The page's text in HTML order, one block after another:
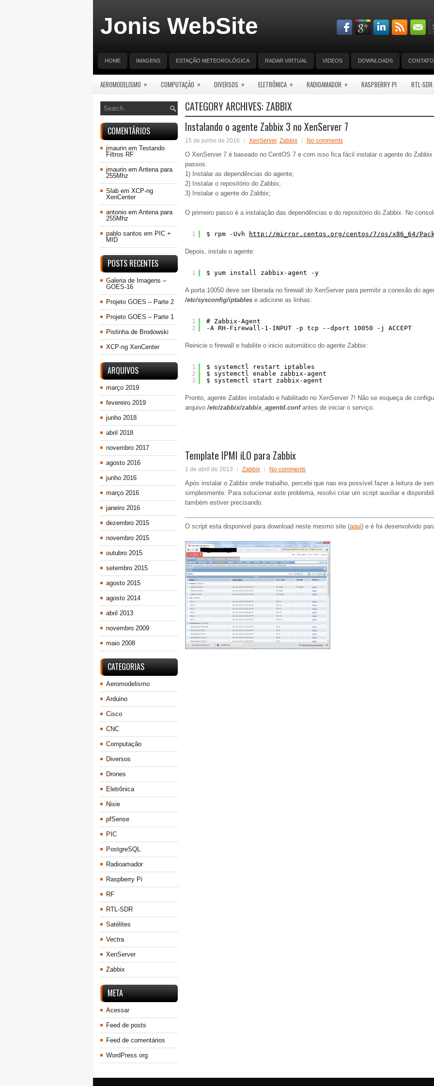
Jonis WebSite
HOME IMAGENS ESTAÇÃO METEOROLÓGICA RADAR VIRTUAL VIDEOS DOWNLOADS CONTATO
AEROMODELISMO » COMPUTAÇÃO » DIVERSOS » ELETRÔNICA » RADIOAMADOR » RASPBERRY PI RTL-SDR
CATEGORY ARCHIVES: ZABBIX
Instalando o agente Zabbix 3 no XenServer 7
15 de junho de 2016 XenServer, Zabbix No comments
O XenServer 7 é baseado no CentOS 7 e com isso fica fácil instalar o agente do
passos:
1) Instalar as dependências do agente;
2) Instalar o repositório do Zabbix;
3) Instalar o agente do Zabbix;
O primeiro passo é a instalação das dependências e do repositório do Zabbix. No
1 $ rpm -Uvh http://mirror.centos.org/centos/7/os/x86_64/
Depois, instale o agente:
1 $ yum install zabbix-agent -y
A porta 10050 deve ser liberada no firewall do XenServer para permitir a conexão do
/etc/sysconfig/iptables e adicione as linhas:
1
2
# Zabbix-Agent
-A RH-Firewall-1-INPUT -p tcp --dport 10050 -j ACCEPT
Reinicie o firewall e habilite o inicio automático do agente Zabbix:
1
2
3
$ systemctl restart iptables
$ systemctl enable zabbix-agent
$ systemctl start zabbix-agent
Pronto, agente Zabbix instalado e habilitado no XenServer 7! Não se esqueça de
arquivo/etc/zabbix/zabbix_agentd.confantes de iniciar o serviço.
Template IPMI iLO para Zabbix
1 de abril de 2013 Zabbix No comments
Após instalar o Zabbix onde trabalho, percebi que nao era possível fazer a leitura de
simplesmente. Para solucionar este problema, resolvi criar um script auxiliar e
também estiver precisando.
O script esta disponivel para download neste mesmo site (aqui) e é foi desenvolvido
COMENTÁRIOS
jmaurin em Testando
Filtros RF
jmaurin em Antena para
255Mhz
Slab em XCP-ng
XenCenter
antonio em Antena para
255Mhz
pablo santos em PIC +
MID
POSTS RECENTES
Galeria de Imagens –
GOES-16
Projeto GOES – Parte 2
Projeto GOES – Parte 1
Pistinha de Brodowski
XCP-ng XenCenter
ARQUIVOS
março 2019
fevereiro 2019
junho 2018
abril 2018
novembro 2017
agosto 2016
junho 2016
março 2016
janeiro 2016
dezembro 2015
novembro 2015
outubro 2015
setembro 2015
agosto 2015
agosto 2014
abril 2013
novembro 2009
maio 2008
CATEGORIAS
Aeromodelismo
Arduino
Cisco
CNC
Computação
Diversos
Drones
Eletrônica
Nixie
pfSense
PIC
PostgreSQL
Radioamador
Raspberry Pi
RF
RTL-SDR
Satélites
Vectra
XenServer
Zabbix
META
Acessar
Feed de posts
Feed de comentários
WordPress.org